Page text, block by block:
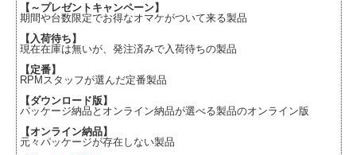
【～プレゼントキャンペーン】
期間や台数限定でお得なオマケがついて来る製品
【入荷待ち】
現在在庫は無いが、発注済みで入荷待ちの製品
【定番】
RPMスタッフが選んだ定番製品
【ダウンロード版】
パッケージ納品とオンライン納品が選べる製品のオンライン版
【オンライン納品】
元々パッケージが存在しない製品